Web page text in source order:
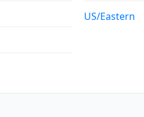
US/Eastern